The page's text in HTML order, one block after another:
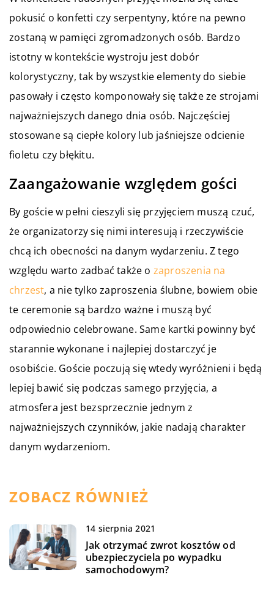
pokusić o konfetti czy serpentyny, które na pewno
zostaną w pamięci zgromadzonych osób. Bardzo
istotny w kontekście wystroju jest dobór
kolorystyczny, tak by wszystkie elementy do siebie
pasowały i często komponowały się także ze strojami
najważniejszych danego dnia osób. Najczęściej
stosowane są ciepłe kolory lub jaśniejsze odcienie
fioletu czy błękitu.
Zaangażowanie względem gości
By goście w pełni cieszyli się przyjęciem muszą czuć,
że organizatorzy się nimi interesują i rzeczywiście
chcą ich obecności na danym wydarzeniu. Z tego
względu warto zadbać także o zaproszenia na
chrzest, a nie tylko zaproszenia ślubne, bowiem obie
te ceremonie są bardzo ważne i muszą być
odpowiednio celebrowane. Same kartki powinny być
starannie wykonane i najlepiej dostarczyć je
osobiście. Goście poczują się wtedy wyróżnieni i będą
lepiej bawić się podczas samego przyjęcia, a
atmosfera jest bezsprzecznie jednym z
najważniejszych czynników, jakie nadają charakter
danym wydarzeniom.
ZOBACZ RÓWNIEŻ
14 sierpnia 2021
Jak otrzymać zwrot kosztów od
ubezpieczyciela po wypadku
samochodowym?